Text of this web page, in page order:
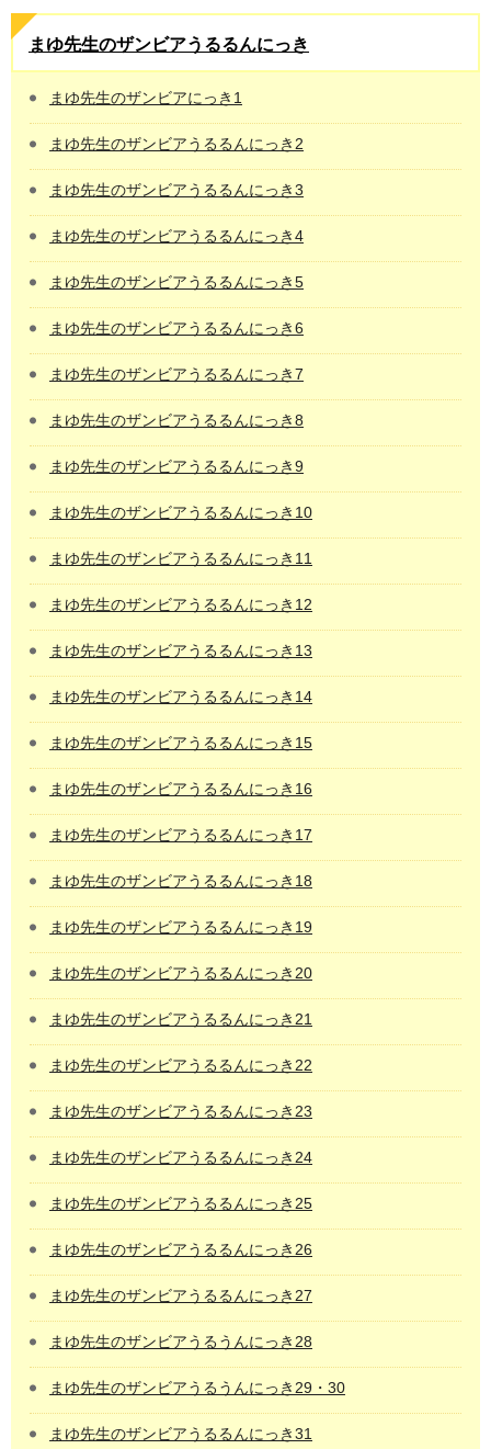
まゆ先生のザンビアうるるんにっき
まゆ先生のザンビアにっき1
まゆ先生のザンビアうるるんにっき2
まゆ先生のザンビアうるるんにっき3
まゆ先生のザンビアうるるんにっき4
まゆ先生のザンビアうるるんにっき5
まゆ先生のザンビアうるるんにっき6
まゆ先生のザンビアうるるんにっき7
まゆ先生のザンビアうるるんにっき8
まゆ先生のザンビアうるるんにっき9
まゆ先生のザンビアうるるんにっき10
まゆ先生のザンビアうるるんにっき11
まゆ先生のザンビアうるるんにっき12
まゆ先生のザンビアうるるんにっき13
まゆ先生のザンビアうるるんにっき14
まゆ先生のザンビアうるるんにっき15
まゆ先生のザンビアうるるんにっき16
まゆ先生のザンビアうるるんにっき17
まゆ先生のザンビアうるるんにっき18
まゆ先生のザンビアうるるんにっき19
まゆ先生のザンビアうるるんにっき20
まゆ先生のザンビアうるるんにっき21
まゆ先生のザンビアうるるんにっき22
まゆ先生のザンビアうるるんにっき23
まゆ先生のザンビアうるるんにっき24
まゆ先生のザンビアうるるんにっき25
まゆ先生のザンビアうるるんにっき26
まゆ先生のザンビアうるるんにっき27
まゆ先生のザンビアうるうんにっき28
まゆ先生のザンビアうるうんにっき29・30
まゆ先生のザンビアうるるんにっき31